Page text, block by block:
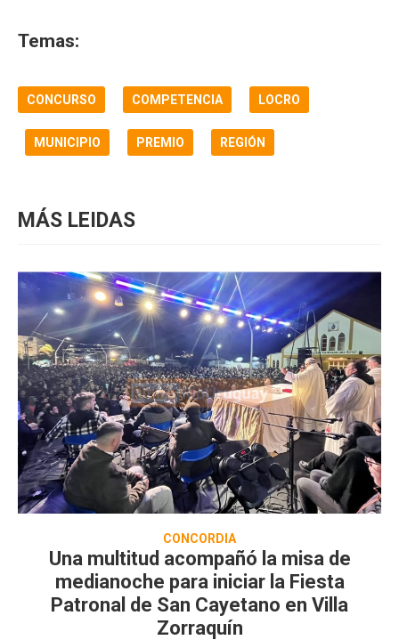
Temas:
CONCURSO COMPETENCIA LOCRO
MUNICIPIO PREMIO REGIÓN
MÁS LEIDAS
CONCORDIA
Una multitud acompañó la misa de
medianoche para iniciar la Fiesta
Patronal de San Cayetano en Villa
Zorraquín